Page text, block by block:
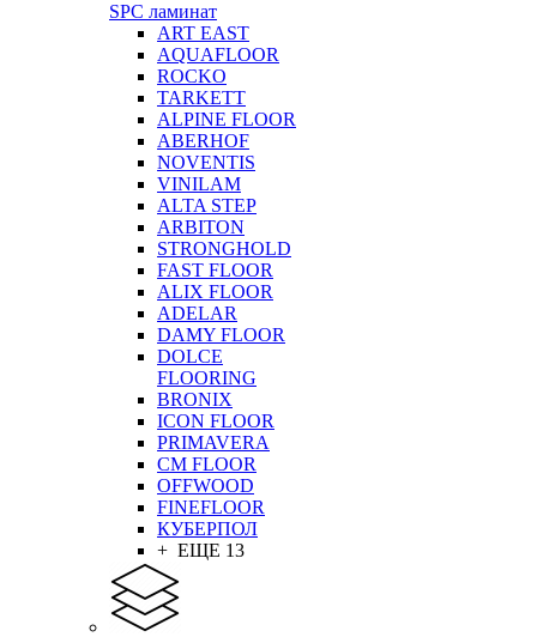
SPC ламинат
ART EAST
AQUAFLOOR
ROCKO
TARKETT
ALPINE FLOOR
ABERHOF
NOVENTIS
VINILAM
ALTA STEP
ARBITON
STRONGHOLD
FAST FLOOR
ALIX FLOOR
ADELAR
DAMY FLOOR
DOLCE
FLOORING
BRONIX
ICON FLOOR
PRIMAVERA
CM FLOOR
OFFWOOD
FINEFLOOR
КУБЕРПОЛ
+ ЕЩЕ 13